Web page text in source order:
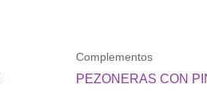
Complementos
PEZONERAS CON